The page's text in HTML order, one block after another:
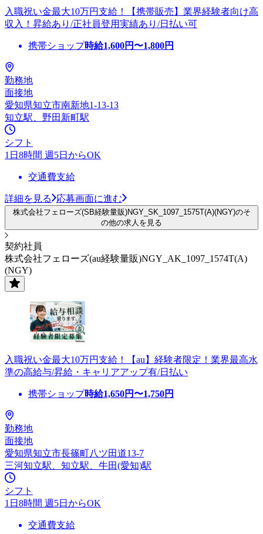
入職祝い金最大10万円支給！【携帯販売】業界経験者向け高
収入！昇給あり/正社員登用実績あり/日払い可
携帯ショップ時給1,600円〜1,800円
勤務地
面接地
愛知県知立市南新地1-13-13
知立駅、野田新町駅
シフト
1日8時間 週5日からOK
交通費支給
詳細を見る 応募画面に進む
株式会社フェローズ(SB経験量販)NGY_SK_1097_1575T(A)(NGY)のそ
の他の求人を見る
契約社員
株式会社フェローズ(au経験量販)NGY_AK_1097_1574T(A)
(NGY)
入職祝い金最大10万円支給！【au】経験者限定！業界最高水
準の高給与/昇給・キャリアアップ有/日払い
携帯ショップ時給1,650円〜1,750円
勤務地
面接地
愛知県知立市長篠町八ツ田道13-7
三河知立駅、知立駅、牛田(愛知)駅
シフト
1日8時間 週5日からOK
交通費支給